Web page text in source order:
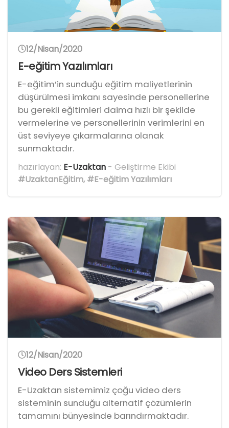
12/Nisan/2020
E-eğitim Yazılımları
E-eğitim’in sunduğu eğitim maliyetlerinin
düşürülmesi imkanı sayesinde personellerine
bu gerekli eğitimleri daima hızlı bir şekilde
vermelerine ve personellerinin verimlerini en
üst seviyeye çıkarmalarına olanak
sunmaktadır.
hazırlayan: E-Uzaktan - Geliştirme Ekibi
#UzaktanEğitim,#E-eğitim Yazılımları
12/Nisan/2020
Video Ders Sistemleri
E-Uzaktan sistemimiz çoğu video ders
sisteminin sunduğu alternatif çözümlerin
tamamını bünyesinde barındırmaktadır.